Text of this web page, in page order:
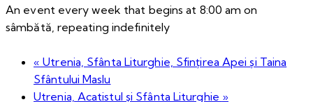
An event every week that begins at 8:00 am on
sâmbătă, repeating indefinitely
« Utrenia, Sfânta Liturghie, Sfințirea Apei și Taina
Sfântului Maslu
Utrenia, Acatistul și Sfânta Liturghie »